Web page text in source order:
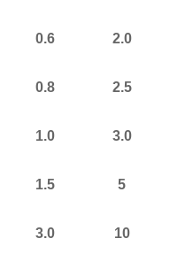
0.6 2.0
0.8 2.5
1.0 3.0
1.5 5
3.0 10